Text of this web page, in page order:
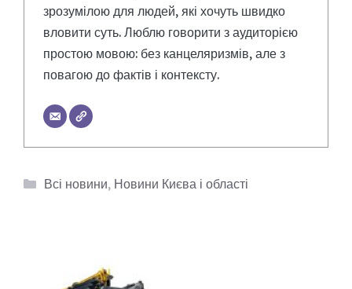
зрозумілою для людей, які хочуть швидко
вловити суть. Люблю говорити з аудиторією
простою мовою: без канцеляризмів, але з
повагою до фактів і контексту.
Категорії
Всі новини, Новини Києва і області